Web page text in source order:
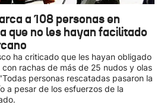
a 108 personas en
que no les hayan facilitado
ha criticado que les hayan obligado
rachas de más de 25 nudos y olas
personas rescatadas pasaron la
a pesar de los esfuerzos de la